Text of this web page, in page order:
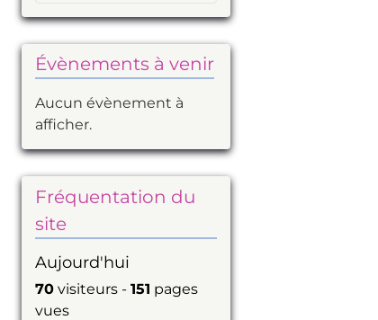
Évènements à venir
Aucun évènement à
afficher.
Fréquentation du
site
Aujourd'hui
70 visiteurs -151 pages
vues